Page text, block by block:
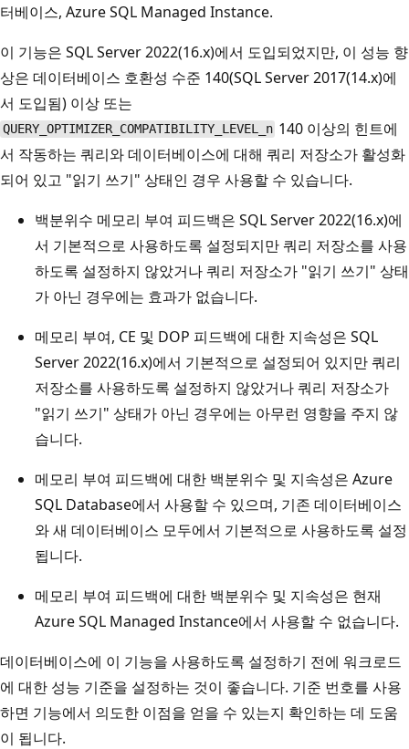
터베이스, Azure SQL Managed Instance.
이 기능은 SQL Server 2022(16.x)에서 도입되었지만, 이 성능 향
상은 데이터베이스 호환성 수준 140(SQL Server 2017(14.x)에
서 도입됨) 이상 또는
QUERY_OPTIMIZER_COMPATIBILITY_LEVEL_n 140 이상의 힌트에
서 작동하는 쿼리와 데이터베이스에 대해 쿼리 저장소가 활성화
되어 있고 "읽기 쓰기" 상태인 경우 사용할 수 있습니다.
백분위수 메모리 부여 피드백은 SQL Server 2022(16.x)에
서 기본적으로 사용하도록 설정되지만 쿼리 저장소를 사용
하도록 설정하지 않았거나 쿼리 저장소가 "읽기 쓰기" 상태
가 아닌 경우에는 효과가 없습니다.
메모리 부여, CE 및 DOP 피드백에 대한 지속성은 SQL
Server 2022(16.x)에서 기본적으로 설정되어 있지만 쿼리
저장소를 사용하도록 설정하지 않았거나 쿼리 저장소가
"읽기 쓰기" 상태가 아닌 경우에는 아무런 영향을 주지 않
습니다.
메모리 부여 피드백에 대한 백분위수 및 지속성은 Azure
SQL Database에서 사용할 수 있으며, 기존 데이터베이스
와 새 데이터베이스 모두에서 기본적으로 사용하도록 설정
됩니다.
메모리 부여 피드백에 대한 백분위수 및 지속성은 현재
Azure SQL Managed Instance에서 사용할 수 없습니다.
데이터베이스에 이 기능을 사용하도록 설정하기 전에 워크로드
에 대한 성능 기준을 설정하는 것이 좋습니다. 기준 번호를 사용
하면 기능에서 의도한 이점을 얻을 수 있는지 확인하는 데 도움
이 됩니다.